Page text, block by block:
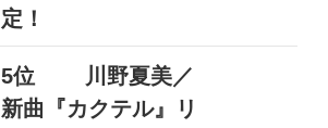
定！
5位
川野夏美／
新曲『カクテル』リ